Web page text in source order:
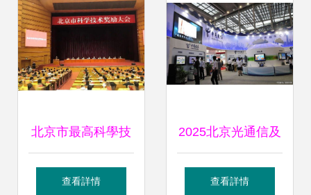
北京市最高科學技
術獎花落北汽，技
查看詳情
2025北京光通信及
物聯網技術展覽會
查看詳情